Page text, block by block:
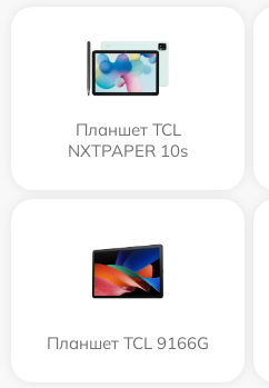
Планшет TCL
NXTPAPER 10s
Планшет TCL 9166G